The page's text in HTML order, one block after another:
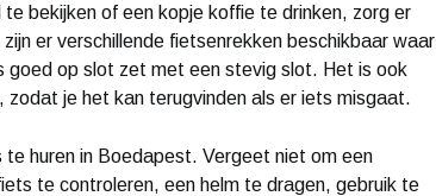
bekijken of een kopje koffie te drinken, zorg er
er verschillende fietsenrekken beschikbaar waar
op slot zet met een stevig slot. Het is ook
je het kan terugvinden als er iets misgaat.
huren in Boedapest. Vergeet niet om een
te controleren, een helm te dragen, gebruik te